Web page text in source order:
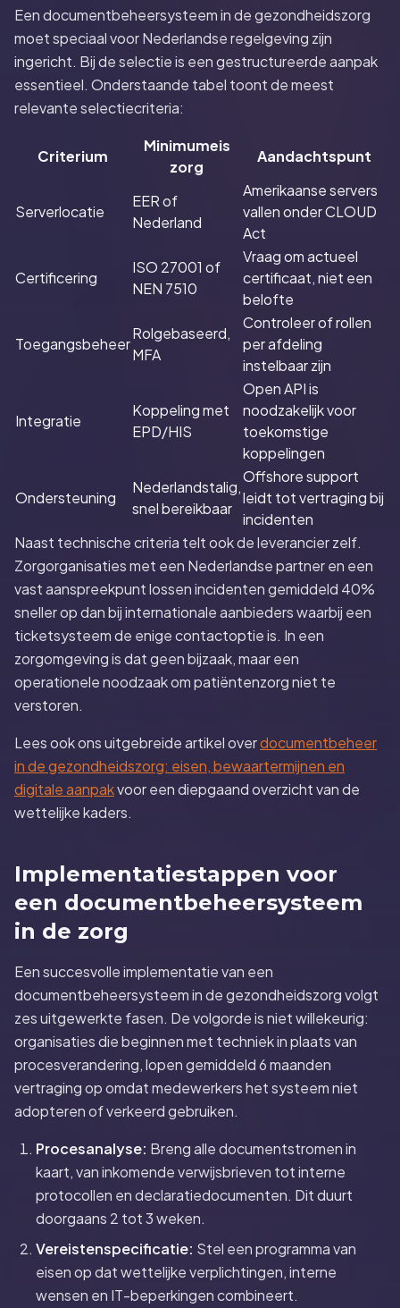
Een documentbeheersysteem in de gezondheidszorg
moet speciaal voor Nederlandse regelgeving zijn
ingericht. Bij de selectie is een gestructureerde aanpak
essentieel. Onderstaande tabel toont de meest
relevante selectiecriteria:
Criterium
Minimumeis
zorg
Aandachtspunt
Serverlocatie
EER of
Nederland
Amerikaanse servers
vallen onder CLOUD
Act
Certificering
ISO 27001 of
NEN 7510
Vraag om actueel
certificaat, niet een
belofte
Toegangsbeheer
Rolgebaseerd,
MFA
Controleer of rollen
per afdeling
instelbaar zijn
Integratie
Koppeling met
EPD/HIS
Open API is
noodzakelijk voor
toekomstige
koppelingen
Ondersteuning
Nederlandstalig,
snel bereikbaar
Offshore support
leidt tot vertraging bij
incidenten
Naast technische criteria telt ook de leverancier zelf.
Zorgorganisaties met een Nederlandse partner en een
vast aanspreekpunt lossen incidenten gemiddeld 40%
sneller op dan bij internationale aanbieders waarbij een
ticketsysteem de enige contactoptie is. In een
zorgomgeving is dat geen bijzaak, maar een
operationele noodzaak om patiëntenzorg niet te
verstoren.
Lees ook ons uitgebreide artikel overdocumentbeheer
in de gezondheidszorg: eisen, bewaartermijnen en
digitale aanpakvoor een diepgaand overzicht van de
wettelijke kaders.
Implementatiestappen voor
een documentbeheersysteem
in de zorg
Een succesvolle implementatie van een
documentbeheersysteem in de gezondheidszorg volgt
zes uitgewerkte fasen. De volgorde is niet willekeurig:
organisaties die beginnen met techniek in plaats van
procesverandering, lopen gemiddeld 6 maanden
vertraging op omdat medewerkers het systeem niet
adopteren of verkeerd gebruiken.
Procesanalyse: Breng alle documentstromen in
kaart, van inkomende verwijsbrieven tot interne
protocollen en declaratiedocumenten. Dit duurt
doorgaans 2 tot 3 weken.
Vereistenspecificatie: Stel een programma van
eisen op dat wettelijke verplichtingen, interne
wensen en IT-beperkingen combineert.